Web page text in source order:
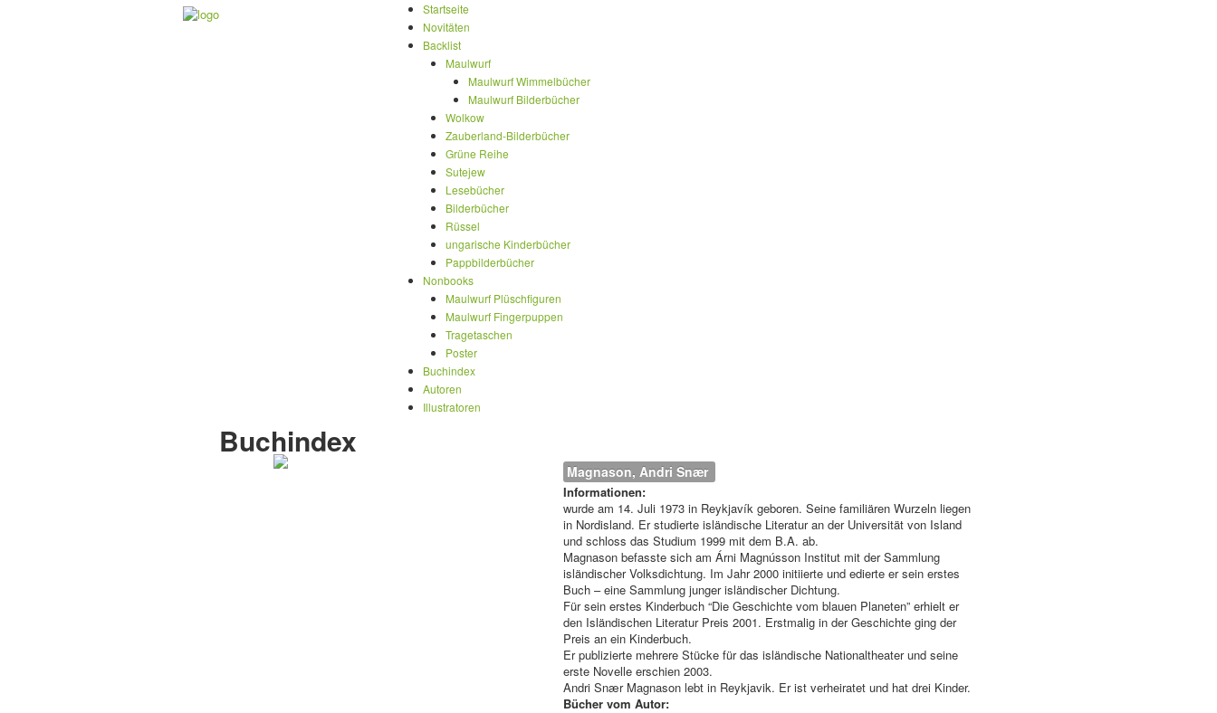
Startseite
Novitäten
Backlist
Maulwurf
Maulwurf Wimmelbücher
Maulwurf Bilderbücher
Wolkow
Zauberland-Bilderbücher
Grüne Reihe
Sutejew
Lesebücher
Bilderbücher
Rüssel
ungarische Kinderbücher
Pappbilderbücher
Nonbooks
Maulwurf Plüschfiguren
Maulwurf Fingerpuppen
Tragetaschen
Poster
Buchindex
Autoren
Illustratoren
Buchindex
Magnason, Andri Snær
Informationen:
wurde am 14. Juli 1973 in Reykjavík geboren. Seine familiären Wurzeln liegen
in Nordisland. Er studierte isländische Literatur an der Universität von Island
und schloss das Studium 1999 mit dem B.A. ab.
Magnason befasste sich am Árni Magnússon Institut mit der Sammlung
isländischer Volksdichtung. Im Jahr 2000 initiierte und edierte er sein erstes
Buch – eine Sammlung junger isländischer Dichtung.
Für sein erstes Kinderbuch “Die Geschichte vom blauen Planeten” erhielt er
den Isländischen Literatur Preis 2001. Erstmalig in der Geschichte ging der
Preis an ein Kinderbuch.
Er publizierte mehrere Stücke für das isländische Nationaltheater und seine
erste Novelle erschien 2003.
Andri Snær Magnason lebt in Reykjavik. Er ist verheiratet und hat drei Kinder.
Bücher vom Autor: